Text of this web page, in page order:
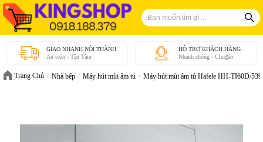
GIAO NHANH NỘI THÀNH
An toàn - Tận Tâm
HỖ TRỢ KHÁCH HÀNG
Nhanh chóng - Chu₫áo
Trang Chủ Nhà bếp Máy hút mùi âm tủ Máy hút mùi âm tủ Hafele HH-TI60D/